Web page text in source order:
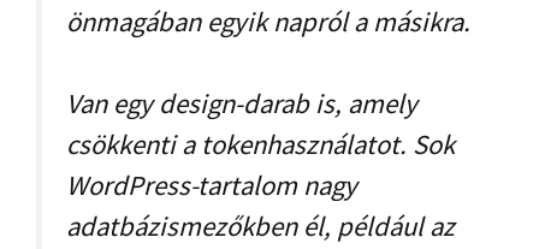
önmagában egyik napról a másikra.
Van egy design-darab is, amely
csökkenti a tokenhasználatot. Sok
WordPress-tartalom nagy
adatbázismezőkben él, például az